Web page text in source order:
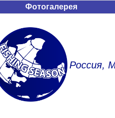
Фотогалерея
Россия,